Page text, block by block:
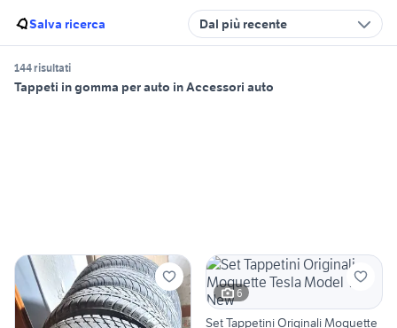
Salva ricerca Dal più recente
144 risultati
Tappeti in gomma per auto in Accessori auto
6
Set Tappetini Originali Moquette